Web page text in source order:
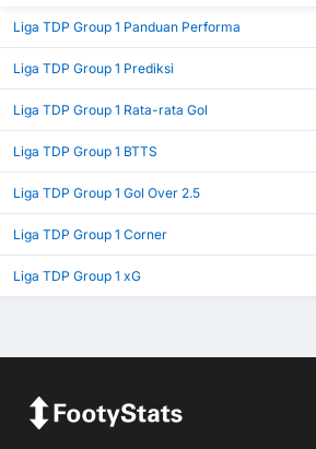
Liga TDP Group 1 Panduan Performa
Liga TDP Group 1 Prediksi
Liga TDP Group 1 Rata-rata Gol
Liga TDP Group 1 BTTS
Liga TDP Group 1 Gol Over 2.5
Liga TDP Group 1 Corner
Liga TDP Group 1 xG